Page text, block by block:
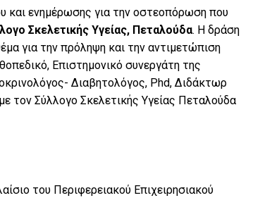
και ενημέρωσης για την οστεοπόρωση που
Σκελετικής Υγείας, Πεταλούδα. Η δράση
για την πρόληψη και την αντιμετώπιση
Επιστημονικό συνεργάτη της
Διαβητολόγος, Phd, Διδάκτωρ
τον Σύλλογο Σκελετικής Υγείας Πεταλούδα
του Περιφερειακού Επιχειρησιακού